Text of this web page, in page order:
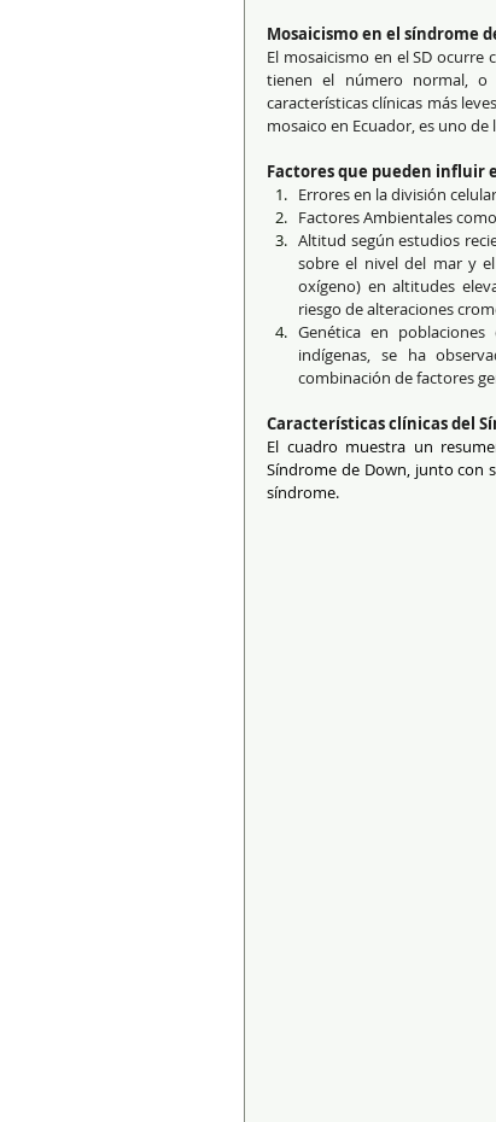
Mosaicismo en el síndrome
El mosaicismo en el SD
tienen el número normal, o
características clínicas más
mosaico en Ecuador, es uno
Factores que pueden influir
Errores en la división
Factores Ambientales
Altitud según estudios
sobre el nivel del mar y
oxígeno) en altitudes
riesgo de alteraciones
Genética en
indígenas, se ha
combinación de factores
Características clínicas del
El cuadro muestra un
Síndrome de Down, junto con
síndrome.